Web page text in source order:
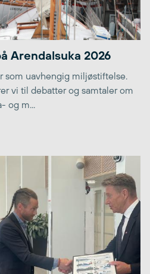
Arendalsuka 2026
som uavhengig miljøstiftelse.
vi til debatter og samtaler om
og m...